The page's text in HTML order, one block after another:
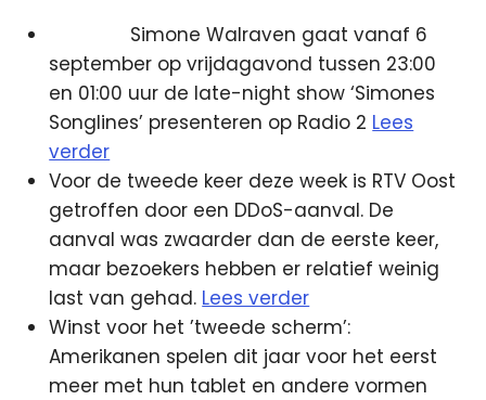
Simone Walraven gaat vanaf 6
september op vrijdagavond tussen 23:00
en 01:00 uur de late-night show ‘Simones
Songlines’ presenteren op Radio 2 Lees
verder
Voor de tweede keer deze week is RTV Oost
getroffen door een DDoS-aanval. De
aanval was zwaarder dan de eerste keer,
maar bezoekers hebben er relatief weinig
last van gehad. Lees verder
Winst voor het ’tweede scherm’:
Amerikanen spelen dit jaar voor het eerst
meer met hun tablet en andere vormen